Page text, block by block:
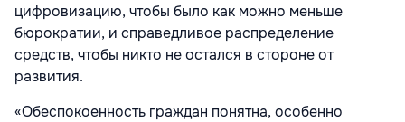
цифровизацию, чтобы было как можно меньше
бюрократии, и справедливое распределение
средств, чтобы никто не остался в стороне от
развития.
«Обеспокоенность граждан понятна, особенно